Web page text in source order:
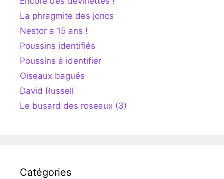
La phragmite des joncs
Nestor a 15 ans !
Poussins identifiés
Poussins à identifier
Oiseaux bagués
David Russell
Le busard des roseaux (3)
Catégories